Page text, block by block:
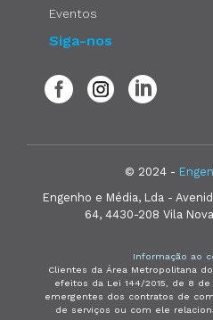
Eventos
Siga-nos
© 2024 -
Engenho e Média, Lda -
64, 4430-208 Vila
Informação ao
Clientes da Área Metropolitana
efeitos da Lei 144/2015, de 8
emergentes dos contratos de
de serviços ou com ele